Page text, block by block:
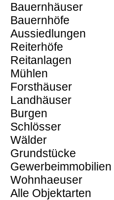
Bauernhäuser
Bauernhöfe
Aussiedlungen
Reiterhöfe
Reitanlagen
Mühlen
Forsthäuser
Landhäuser
Burgen
Schlösser
Wälder
Grundstücke
Gewerbeimmobilien
Wohnhaeuser
Alle Objektarten